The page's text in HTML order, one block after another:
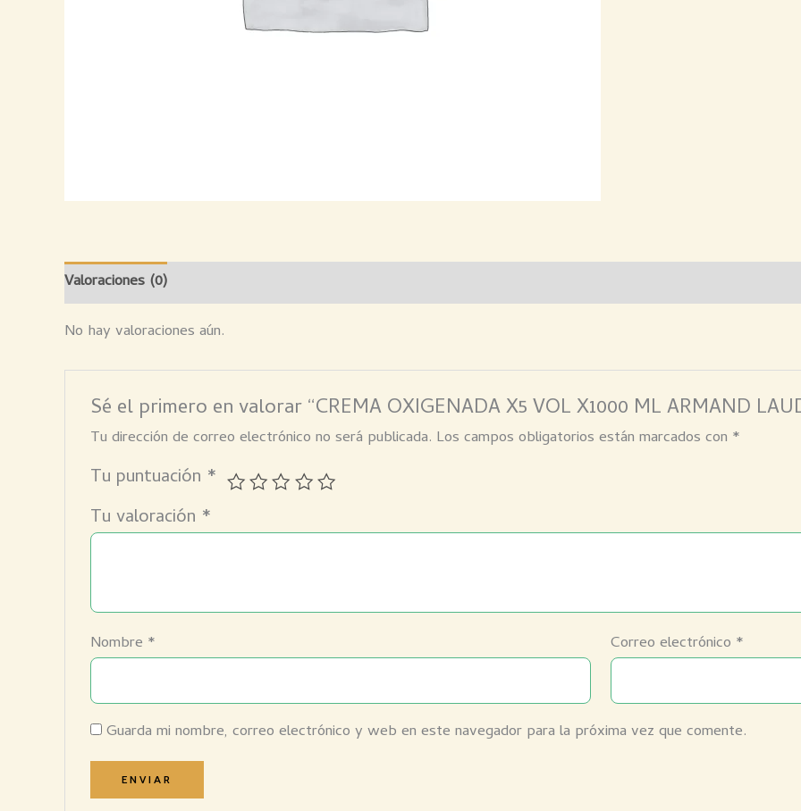
Valoraciones (0)
No hay valoraciones aún.
Sé el primero en valorar “CREMA OXIGENADA X5 VOL X1000 ML ARMAND
Tu dirección de correo electrónico no será publicada. Los campos obligatorios están marcados con *
Tu puntuación *
Tu valoración *
Nombre * Correo electrónico *
Guarda mi nombre, correo electrónico y web en este navegador para la próxima vez que comente.